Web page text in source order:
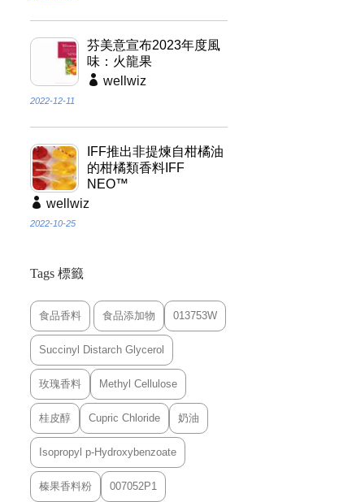
芬美意宣布2023年度風
味：火龍果
wellwiz
2022-12-11
IFF推出非提煉自柑橘油
的柑橘類香料IFF
NEO™
wellwiz
2022-10-25
Tags 標籤
食品香料 食品添加物 013753W
Succinyl Distarch Glycerol
玫瑰香料 Methyl Cellulose
桂皮醇 Cupric Chloride 奶油
Isopropyl p-Hydroxybenzoate
榛果香料粉 007052P1